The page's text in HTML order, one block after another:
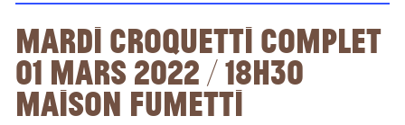
Mardi Croquetti COMPLET
01 mars 2022 / 18h30
Maison Fumetti